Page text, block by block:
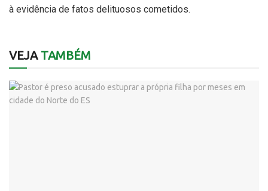
à evidência de fatos delituosos cometidos.
VEJATAMBÉM